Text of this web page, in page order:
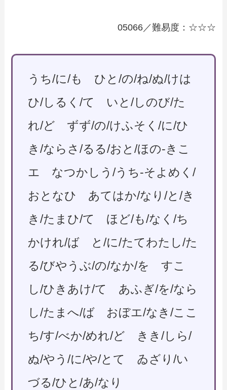
05066／難易度：☆☆☆
うち/に/も ひと/の/ね/ぬ/けは
ひ/しるく/て いと/しのび/た
れ/ど ずず/の/けふそく/に/ひ
き/ならさ/るる/おと/ほの-きこ
エ なつかしう/うち-そよめく/
おとなひ あてはか/なり/と/き
き/たまひ/て ほど/も/なく/ち
かけれ/ば と/に/たてわたし/た
る/びやうぶ/の/なか/を すこ
し/ひきあけ/て あふぎ/を/なら
し/たまへ/ば おぼエ/なき/ここ
ち/す/べか/めれ/ど きき/しら/
ぬ/やう/に/や/とて ゐざり/い
づる/ひと/あ/なり